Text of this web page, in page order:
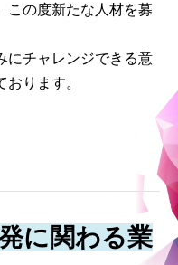
この度新たな人材を募
にチャレンジできる意
ります。
に関わる業